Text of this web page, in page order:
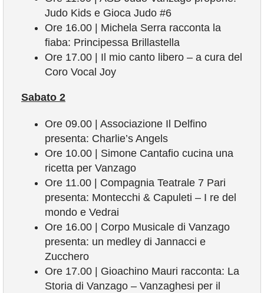
Judo Kids e Gioca Judo #6
Ore 16.00 | Michela Serra racconta la
fiaba: Principessa Brillastella
Ore 17.00 | Il mio canto libero – a cura del
Coro Vocal Joy
Sabato 2
Ore 09.00 | Associazione Il Delfino
presenta: Charlie’s Angels
Ore 10.00 | Simone Cantafio cucina una
ricetta per Vanzago
Ore 11.00 | Compagnia Teatrale 7 Pari
presenta: Montecchi & Capuleti – I re del
mondo e Vedrai
Ore 16.00 | Corpo Musicale di Vanzago
presenta: un medley di Jannacci e
Zucchero
Ore 17.00 | Gioachino Mauri racconta: La
Storia di Vanzago – Vanzaghesi per il